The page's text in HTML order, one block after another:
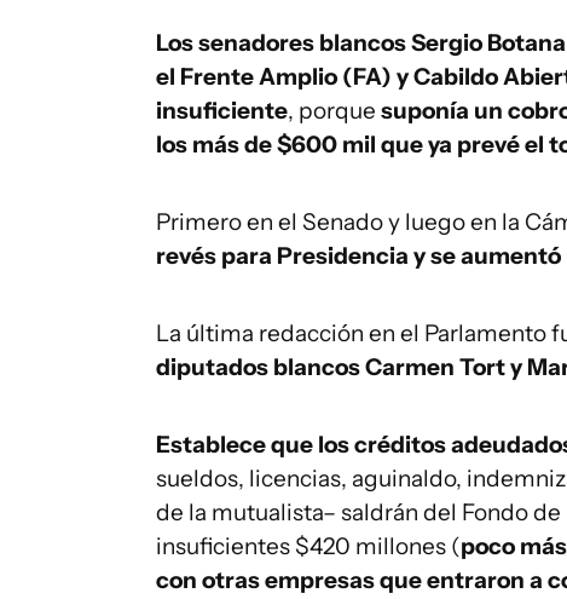
Los senadores blancos Sergio
el Frente Amplio (FA) y Cabildo
insuficiente, porque suponía un
los más de $600 mil que ya prevé el
Primero en el Senado y luego en la
revés para Presidencia y se
La última redacción en el Parlamento
diputados blancos Carmen Tort y
Establece que los créditos
sueldos, licencias, aguinaldo,
de la mutualista– saldrán del Fondo
insuficientes $420 millones (poco
con otras empresas que entraron a